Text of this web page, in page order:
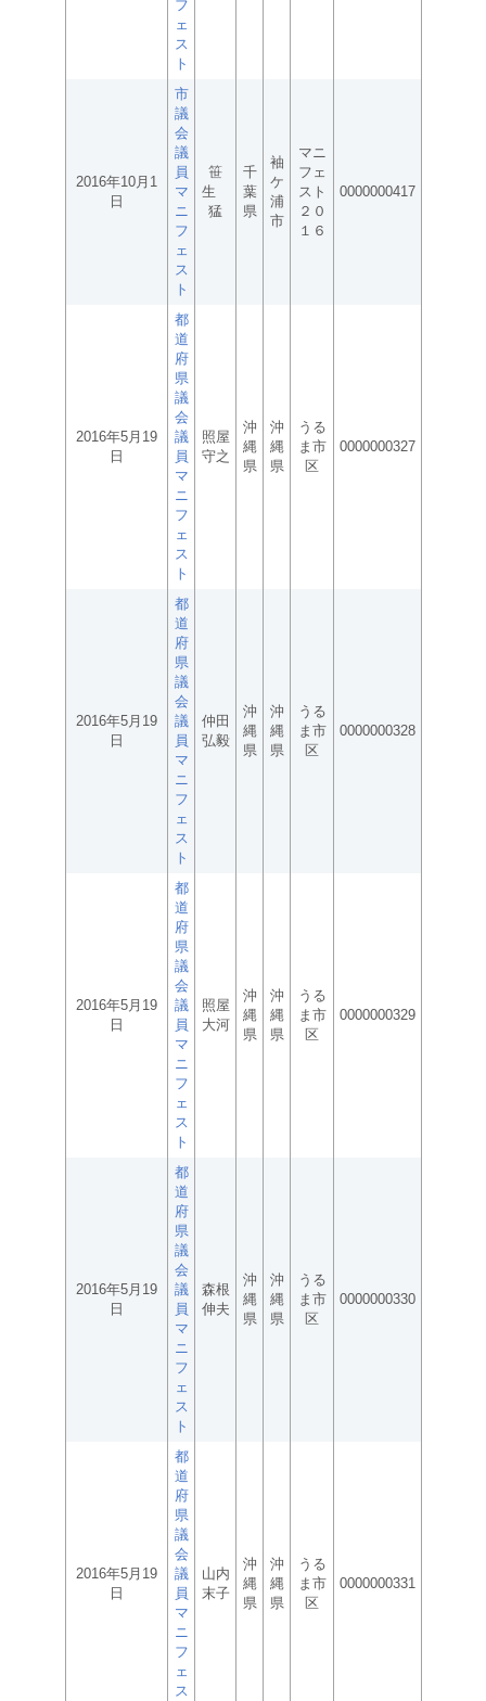
フ
ェ
ス
ト
2016年10月1
日
市
議
会
議
員
マ
ニ
フ
ェ
ス
ト
笹
生
猛
千
葉
県
袖
ケ
浦
市
マニ
フェ
スト
２０
１６
0000000417
2016年5月19
日
都
道
府
県
議
会
議
員
マ
ニ
フ
ェ
ス
ト
照屋
守之
沖
縄
県
沖
縄
県
うる
ま市
区
0000000327
2016年5月19
日
都
道
府
県
議
会
議
員
マ
ニ
フ
ェ
ス
ト
仲田
弘毅
沖
縄
県
沖
縄
県
うる
ま市
区
0000000328
2016年5月19
日
都
道
府
県
議
会
議
員
マ
ニ
フ
ェ
ス
ト
照屋
大河
沖
縄
県
沖
縄
県
うる
ま市
区
0000000329
2016年5月19
日
都
道
府
県
議
会
議
員
マ
ニ
フ
ェ
ス
ト
森根
伸夫
沖
縄
県
沖
縄
県
うる
ま市
区
0000000330
2016年5月19
日
都
道
府
県
議
会
議
員
マ
ニ
フ
ェ
ス
山内
末子
沖
縄
県
沖
縄
県
うる
ま市
区
0000000331